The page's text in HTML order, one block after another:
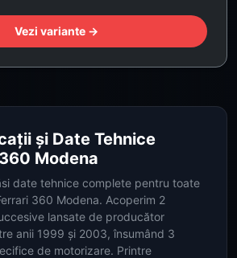
Vezi variante →
și Date Tehnice
Modena
date tehnice complete pentru toate
360 Modena. Acoperim 2
lansate de producător
anii 1999 și 2003, însumând 3
de motorizare. Printre